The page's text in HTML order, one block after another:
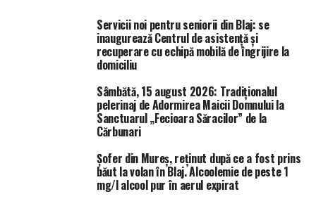
Servicii noi pentru seniorii din Blaj: se
inaugurează Centrul de asistență și
recuperare cu echipă mobilă de îngrijire la
domiciliu
Sâmbătă, 15 august 2026: Tradiționalul
pelerinaj de Adormirea Maicii Domnului la
Sanctuarul „Fecioara Săracilor” de la
Cărbunari
Șofer din Mureș, reținut după ce a fost prins
băut la volan în Blaj. Alcoolemie de peste 1
mg/l alcool pur în aerul expirat